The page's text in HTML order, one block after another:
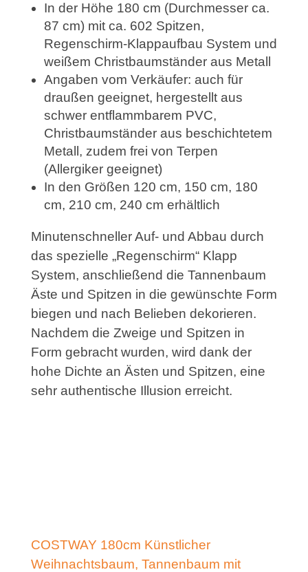
In der Höhe 180 cm (Durchmesser ca.
87 cm) mit ca. 602 Spitzen,
Regenschirm-Klappaufbau System und
weißem Christbaumständer aus Metall
Angaben vom Verkäufer: auch für
draußen geeignet, hergestellt aus
schwer entflammbarem PVC,
Christbaumständer aus beschichtetem
Metall, zudem frei von Terpen
(Allergiker geeignet)
In den Größen 120 cm, 150 cm, 180
cm, 210 cm, 240 cm erhältlich
Minutenschneller Auf- und Abbau durch
das spezielle „Regenschirm“ Klapp
System, anschließend die Tannenbaum
Äste und Spitzen in die gewünschte Form
biegen und nach Belieben dekorieren.
Nachdem die Zweige und Spitzen in
Form gebracht wurden, wird dank der
hohe Dichte an Ästen und Spitzen, eine
sehr authentische Illusion erreicht.
COSTWAY 180cm Künstlicher
Weihnachtsbaum, Tannenbaum mit